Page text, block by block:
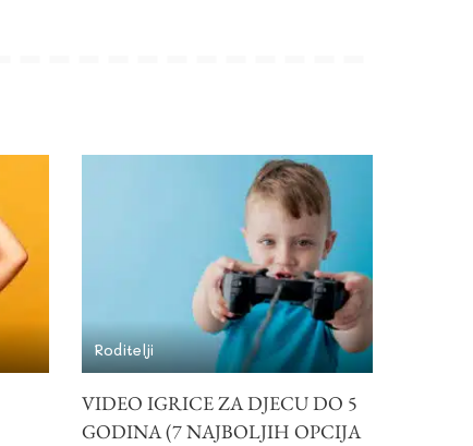
Roditelji
VIDEO IGRICE ZA DJECU DO 5
GODINA (7 NAJBOLJIH OPCIJA